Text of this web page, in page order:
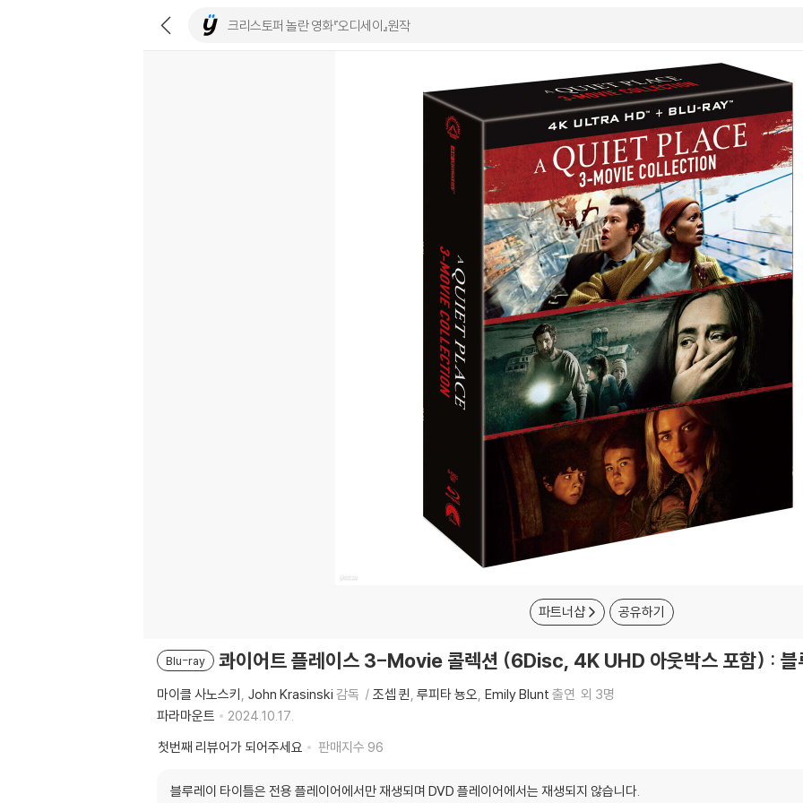
파트너샵 공유하기
Blu-ray 콰이어트 플레이스 3-Movie 콜렉션 (6Disc, 4K UHD 아웃박스 포함) : 블
마이클 사노스키 John Krasinski 감독 조셉 퀸 루피타 뇽오 Emily Blunt 출연 외 3명
파라마운트
2024.10.17.
첫번째 리뷰어가 되어주세요
판매지수 96
블루레이 타이틀은 전용 플레이어에서만 재생되며 DVD 플레이어에서는 재생되지 않습니다.